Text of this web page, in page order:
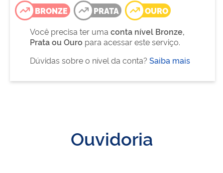
BRONZE PRATA
OURO
Você precisa ter uma conta nível Bronze,
Prata ou Ouro para acessar este serviço.
Dúvidas sobre o nível da conta? Saiba mais
Ouvidoria